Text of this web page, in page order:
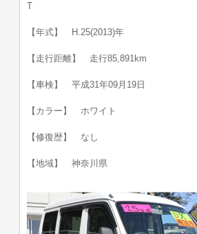
T
【年式】 H.25(2013)年
【走行距離】 走行85,891km
【車検】 平成31年09月19日
【カラー】 ホワイト
【修復歴】 なし
【地域】 神奈川県